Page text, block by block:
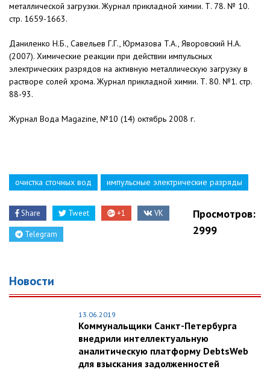
металлической загрузки. Журнал прикладной химии. Т. 78. № 10.
стр. 1659-1663.
Даниленко Н.Б., Савельев Г.Г., Юрмазова T.A., Яворовский Н.А.
(2007). Химические реакции при действии импульсных
электрических разрядов на активную металлическую загрузку в
растворе солей хрома. Журнал прикладной химии. Т. 80. №1. стр.
88-93.
Журнал Вода Magazine, №10 (14) октябрь 2008 г.
очистка сточных вод импульсные электрические разряды
Share Tweet +1 VK
Telegram
Просмотров:
2999
Новости
13.06.2019
Коммунальщики Санкт-Петербурга
внедрили интеллектуальную
аналитическую платформу DebtsWeb
для взыскания задолженностей